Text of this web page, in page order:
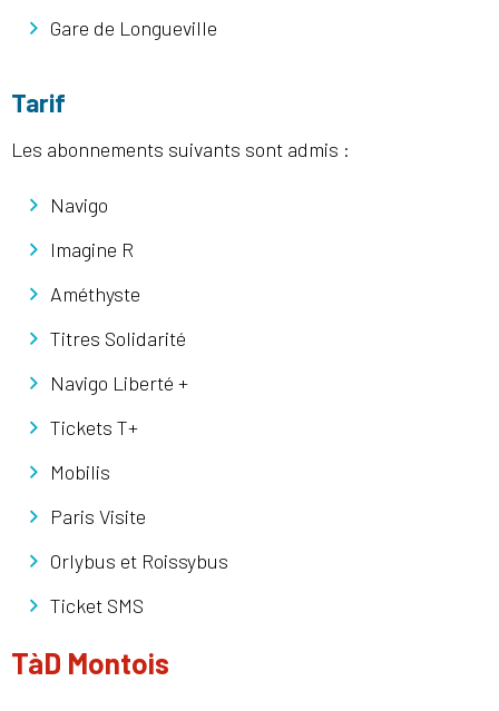
Gare de Longueville
Tarif
Les abonnements suivants sont admis :
Navigo
Imagine R
Améthyste
Titres Solidarité
Navigo Liberté +
Tickets T+
Mobilis
Paris Visite
Orlybus et Roissybus
Ticket SMS
TàD Montois